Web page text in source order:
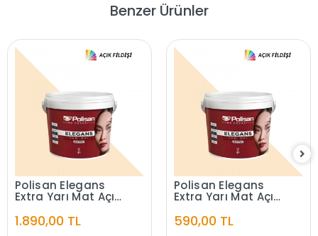
Benzer Ürünler
Polisan Elegans
Extra Yarı Mat Açık
1.890,00 TL
Polisan Elegans
Extra Yarı Mat Açık
590,00 TL